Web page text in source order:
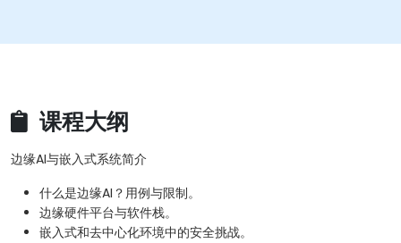
课程大纲
边缘AI与嵌入式系统简介
什么是边缘AI？用例与限制。
边缘硬件平台与软件栈。
嵌入式和去中心化环境中的安全挑战。